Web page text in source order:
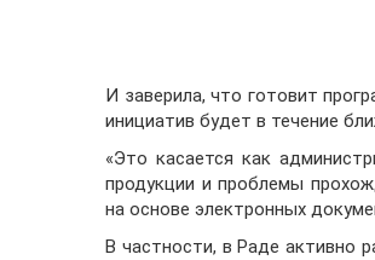
И заверила, что готовит
инициатив будет в течение
«Это касается как
продукции и проблемы
на основе электронных
В частности, в Раде активно